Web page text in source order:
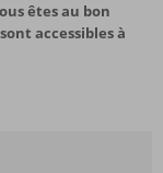
êtes au bon
accessibles à